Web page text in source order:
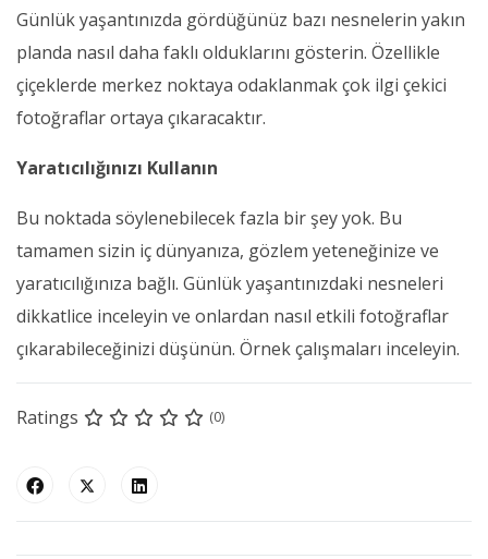
Günlük yaşantınızda gördüğünüz bazı nesnelerin yakın
planda nasıl daha faklı olduklarını gösterin. Özellikle
çiçeklerde merkez noktaya odaklanmak çok ilgi çekici
fotoğraflar ortaya çıkaracaktır.
Yaratıcılığınızı Kullanın
Bu noktada söylenebilecek fazla bir şey yok. Bu
tamamen sizin iç dünyanıza, gözlem yeteneğinize ve
yaratıcılığınıza bağlı. Günlük yaşantınızdaki nesneleri
dikkatlice inceleyin ve onlardan nasıl etkili fotoğraflar
çıkarabileceğinizi düşünün. Örnek çalışmaları inceleyin.
Ratings (0)